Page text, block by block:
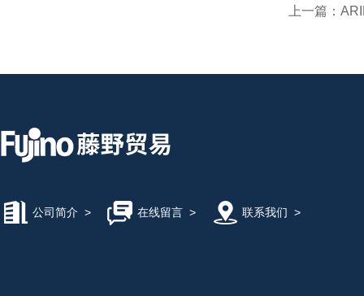
上一篇：
公司简介 > 在线留言> 联系我们 >